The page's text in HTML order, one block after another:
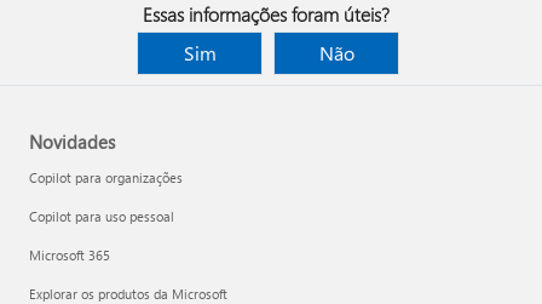
Essas informações foram úteis?
Sim
Não
Novidades
Copilot para organizações
Copilot para uso pessoal
Microsoft 365
Explorar os produtos da Microsoft